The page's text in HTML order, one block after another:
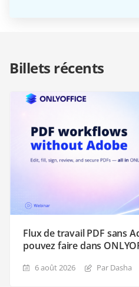
Billets récents
Flux de travail PDF sans
pouvez faire dans
6 août 2026 Par Dasha